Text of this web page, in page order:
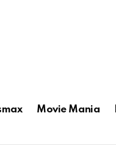
Movie Mania